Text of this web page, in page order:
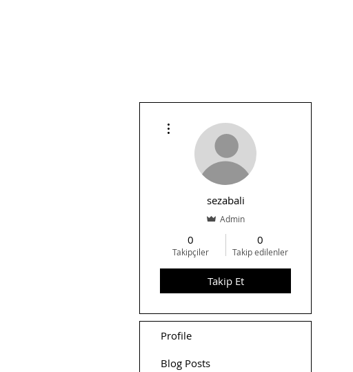
sezabali
Admin
0
Takipçiler
0
Takip edilenler
Takip Et
Profile
Blog Posts